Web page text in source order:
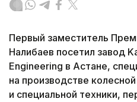
Первый заместитель
Налибаев посетил завод
Engineering в Астане,
на производстве
и специальной техники,